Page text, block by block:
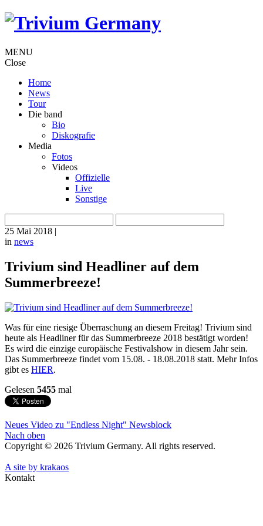
MENU
Close
Home
News
Tour
Die band
Bio
Diskografie
Media
Fotos
Videos
Offizielle
Live
Sonstige
25 Mai 2018 |
in news
Trivium sind Headliner auf dem
Summerbreeze!
Was für eine riesige Überraschung an diesem Freitag! Trivium sind
heute als Headliner für das Summerbreeze 2018 bestätigt worden!
Es wird die einzige europäische Festivalshow in diesem Jahr sein.
Das Summerbreeze findet vom 15.08. - 18.08.2018 statt. Mehr Infos
gibt es HIER.
Gelesen 5455 mal
Neues Video zu "Endless Night" Newsblock
Nach oben
Copyright © 2026 Trivium Germany. All rights reserved.
A site by krakaos
Kontakt